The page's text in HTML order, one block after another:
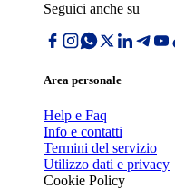
Seguici anche su
Area personale
Help e Faq
Info e contatti
Termini del servizio
Utilizzo dati e privacy
Cookie Policy